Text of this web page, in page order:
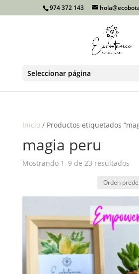
974 372 143
Seleccionar página
Inicio/ Productos etiquetados
magia peru
Mostrando 1–9 de 23 resultados